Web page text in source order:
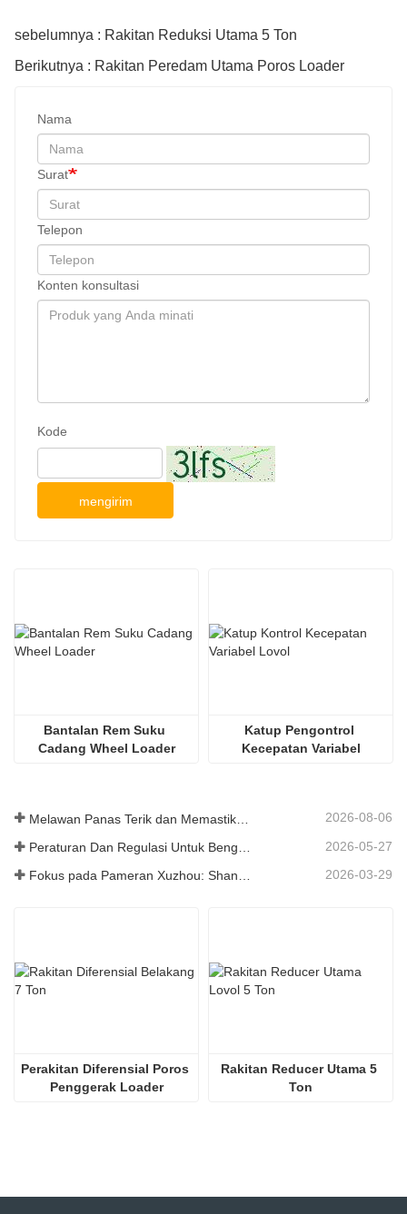
sebelumnya : Rakitan Reduksi Utama 5 Ton
Berikutnya : Rakitan Peredam Utama Poros Loader
Nama
Surat
Telepon
Konten konsultasi
Kode
mengirim
Bantalan Rem Suku
Cadang Wheel Loader
Katup Pengontrol
Kecepatan Variabel
2026-08-06
2026-05-27
Fokus pada Pameran Xuzhou: Shandong Zhaokun Engineering Machinery Co., Ltd. Menginterpretasikan Kekuatan Baru Suku Cadang Loader dengan "Keunggulan Sumber" 2026-03-29
Perakitan Diferensial Poros
Penggerak Loader
Rakitan Reducer Utama 5
Ton